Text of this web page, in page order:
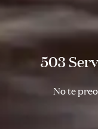
503
No te